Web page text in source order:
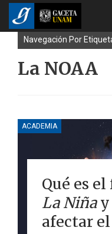
Navegación Por
La NOAA
ACADEMIA
Qué es
La Niñay
afectar